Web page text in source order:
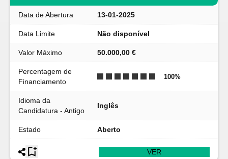
Data de Abertura 13-01-2025
Data Limite Não disponível
Valor Máximo 50.000,00 €
Percentagem de
Financiamento
100%
Idioma da
Candidatura - Antigo
Inglês
Estado Aberto
VER